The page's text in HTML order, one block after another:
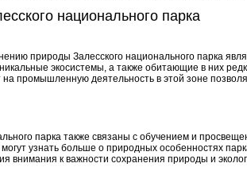
национального парка
природы Залесского национального парка
экосистемы, а также обитающие в них
промышленную деятельность в этой зоне
парка также связаны с обучением и
узнать больше о природных особенностях
внимания к важности сохранения природы и